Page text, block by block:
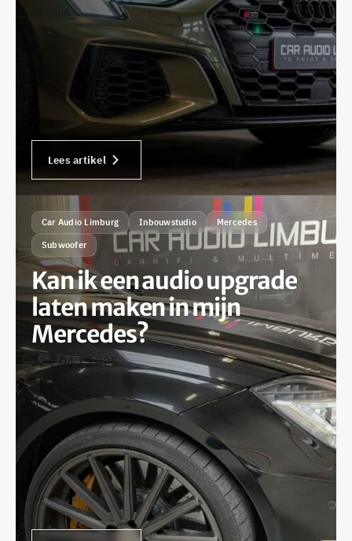
Lees artikel
Car Audio Limburg Inbouwstudio Mercedes
Subwoofer
Kan ik een audio upgrade
laten maken in mijn
Mercedes?
22 / 04 / 2025
•
dennis